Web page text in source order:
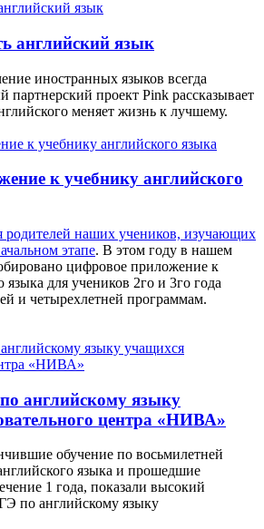
английский язык
иностранных языков всегда
партнерский проект Pink рассказывает
меняет жизнь к лучшему.
к учебнику английского
родителей наших учеников, изучающих
этапе. В этом году в нашем
цифровое приложение к
языка для учеников 2го и 3го года
и четырехлетней программам.
английскому языку
центра «НИВА»
обучение по восьмилетней
языка и прошедшие
1 года, показали высокий
по английскому языку